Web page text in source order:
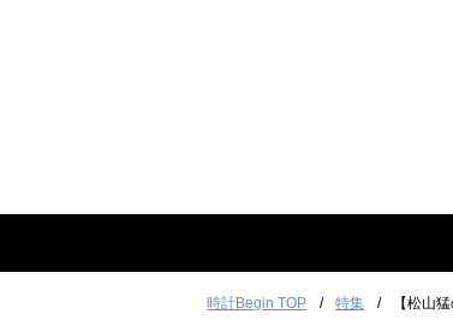
時計Begin TOP 特集 【松山